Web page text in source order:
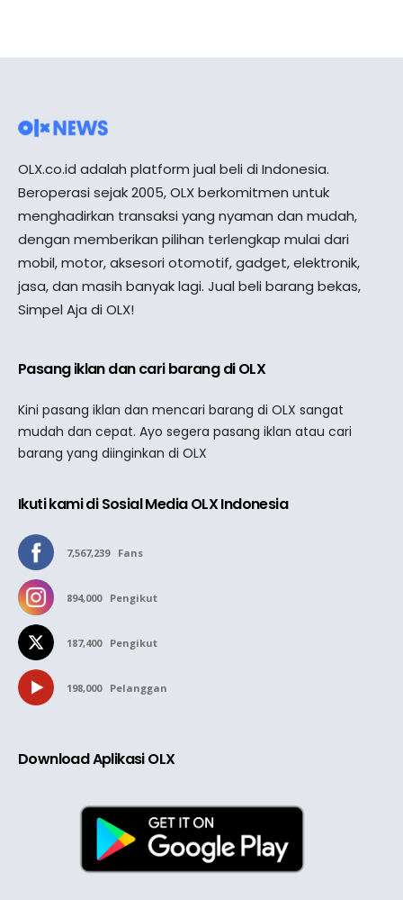
OLX.co.id adalah platform jual beli di Indonesia.
Beroperasi sejak 2005, OLX berkomitmen untuk
menghadirkan transaksi yang nyaman dan mudah,
dengan memberikan pilihan terlengkap mulai dari
mobil, motor, aksesori otomotif, gadget, elektronik,
jasa, dan masih banyak lagi. Jual beli barang bekas,
Simpel Aja di OLX!
Pasang iklan dan cari barang di OLX
Kini pasang iklan dan mencari barang di OLX sangat
mudah dan cepat. Ayo segera pasang iklan atau cari
barang yang diinginkan di OLX
Ikuti kami di Sosial Media OLX Indonesia
7,567,239 Fans
894,000 Pengikut
187,400 Pengikut
198,000 Pelanggan
Download Aplikasi OLX